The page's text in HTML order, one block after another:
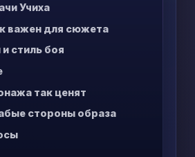
Учиха
важен для сюжета
стиль боя
так ценят
стороны образа